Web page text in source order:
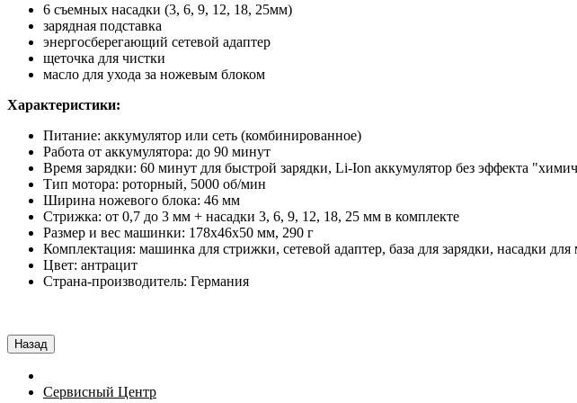
6 съемных насадки (3, 6, 9, 12, 18, 25мм)
зарядная подставка
энергосберегающий сетевой адаптер
щеточка для чистки
масло для ухода за ножевым блоком
Характеристики:
Питание: аккумулятор или сеть (комбинированное)
Работа от аккумулятора: до 90 минут
Время зарядки: 60 минут для быстрой зарядки, Li-Ion аккумулятор без эффекта
Тип мотора: роторный, 5000 об/мин
Ширина ножевого блока: 46 мм
Стрижка: от 0,7 до 3 мм + насадки 3, 6, 9, 12, 18, 25 мм в комплекте
Размер и вес машинки: 178x46x50 мм, 290 г
Комплектация: машинка для стрижки, сетевой адаптер, база для зарядки, насадки
Цвет: антрацит
Страна-производитель: Германия
Сервисный Центр